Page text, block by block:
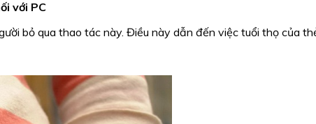
với PC
bỏ qua thao tác này. Điều này dẫn đến việc tuổi thọ của